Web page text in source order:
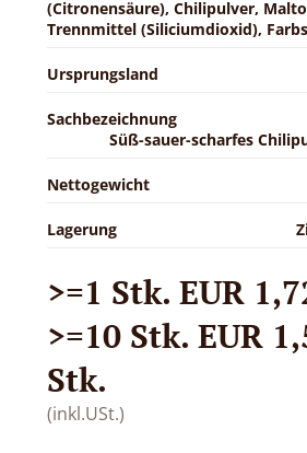
(Citronensäure), Chilipulver,
Trennmittel (Siliciumdioxid),
Ursprungsland
Sachbezeichnung
Süß-sauer-scharfes
Nettogewicht
Lagerung
>=1 Stk. EUR
>=10 Stk. EUR
Stk.
(inkl.USt.)